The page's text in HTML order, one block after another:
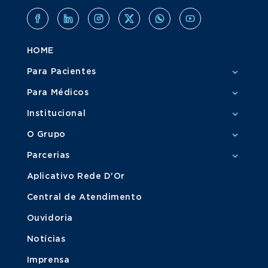
HOME
Para Pacientes
Para Médicos
Institucional
O Grupo
Parcerias
Aplicativo Rede D'Or
Central de Atendimento
Ouvidoria
Notícias
Imprensa